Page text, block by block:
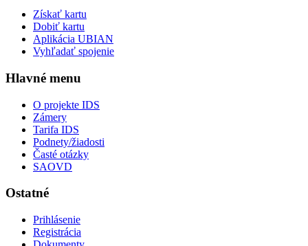
Získať kartu
Dobiť kartu
Aplikácia UBIAN
Vyhľadať spojenie
Hlavné menu
O projekte IDS
Zámery
Tarifa IDS
Podnety/žiadosti
Časté otázky
SAOVD
Ostatné
Prihlásenie
Registrácia